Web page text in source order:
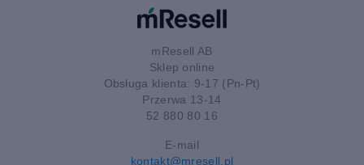
mResell AB
Sklep online
Obsługa klienta: 9-17 (Pn-Pt)
Przerwa 13-14
52 880 80 16
E-mail
kontakt@mresell.pl